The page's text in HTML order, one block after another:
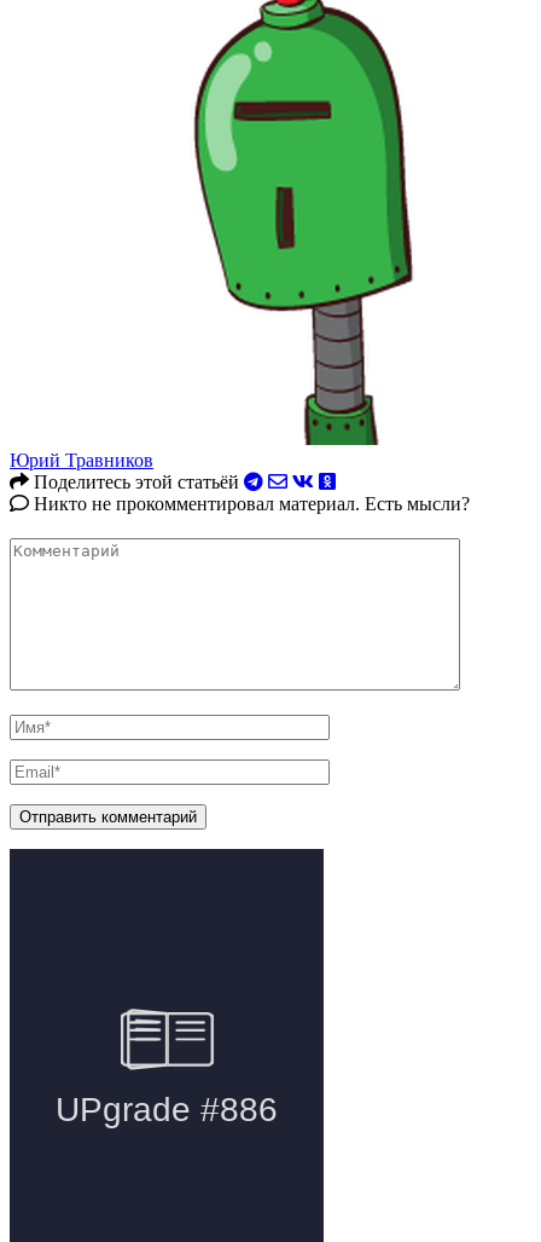
Юрий Травников
Поделитесь этой статьёй
Никто не прокомментировал материал. Есть мысли?